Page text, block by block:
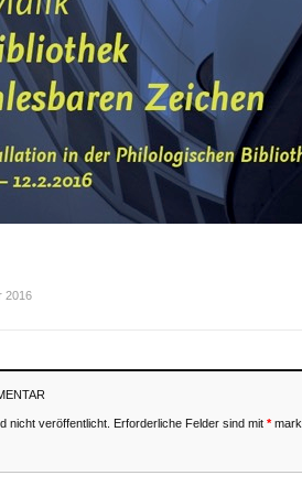
2016
nicht veröffentlicht. Erforderliche Felder sind mit *